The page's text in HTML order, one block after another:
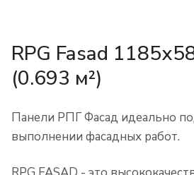
RPG Fasad
(0.693 м²)
Панели РПГ Фасад идеально
выполнении фасадных работ.